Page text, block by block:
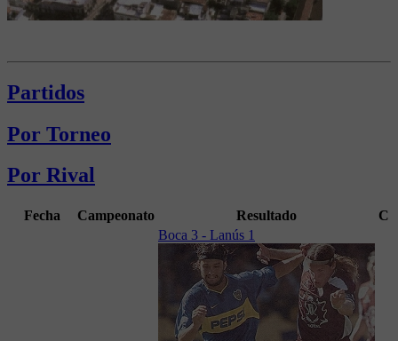
Partidos
Por Torneo
Por Rival
Fecha Campeonato Resultado C
Boca 3 - Lanús 1